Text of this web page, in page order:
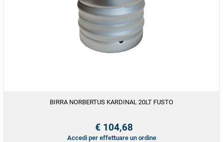
BIRRA NORBERTUS KARDINAL 20LT FUSTO
€ 104,68
Accedi per effettuare un ordine